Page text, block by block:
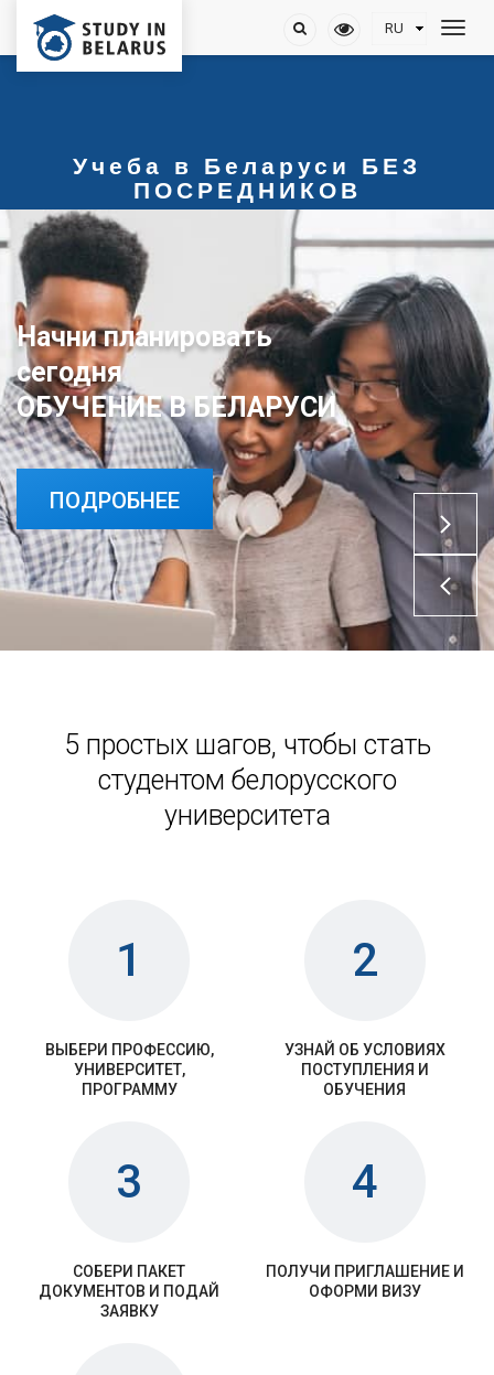
Учеба в Беларуси БЕЗ
ПОСРЕДНИКОВ
Начни планировать
сегодня
ОБУЧЕНИЕ В БЕЛАРУСИ
ПОДРОБНЕЕ
5 простых шагов, чтобы стать
студентом белорусского
университета
1
ВЫБЕРИ ПРОФЕССИЮ,
УНИВЕРСИТЕТ,
ПРОГРАММУ
2
УЗНАЙ ОБ УСЛОВИЯХ
ПОСТУПЛЕНИЯ И
ОБУЧЕНИЯ
3
СОБЕРИ ПАКЕТ
ДОКУМЕНТОВ И ПОДАЙ
ЗАЯВКУ
4
ПОЛУЧИ ПРИГЛАШЕНИЕ И
ОФОРМИ ВИЗУ